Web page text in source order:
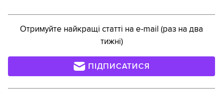
Отримуйте найкращі статті на e-mail (раз на два
тижні)
ПІДПИСАТИСЯ